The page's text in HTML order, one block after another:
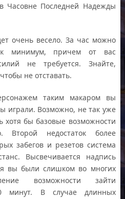
Часовне Последней Надежды
очень весело. За час можно
минимум, причем от вас
не требуется. Знайте,
не отставать.
таким макаром вы
играли. Возможно, не так уже
бы базовые возможности
Второй недостаток более
забегов и резетов система
Высвечивается надпись
вы были слишком во многих
возможности зайти
минут. В случае длинных